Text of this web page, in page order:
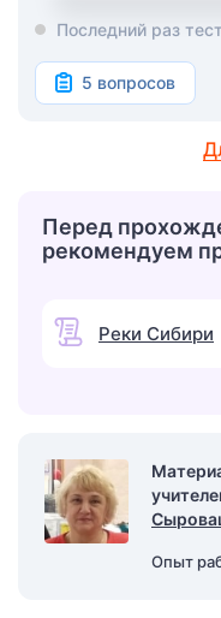
Последний раз
5 вопросов
Перед
рекомендуем
Реки Сибири
Опыт